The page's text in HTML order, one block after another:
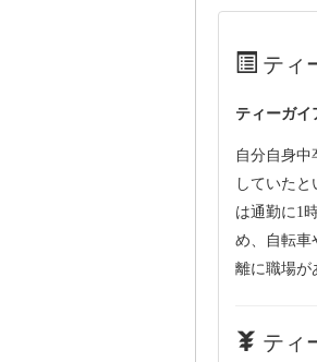
ティ
ティーガイ
自分自身
していた
は通勤に1
め、自転車
離に職場が
ティ